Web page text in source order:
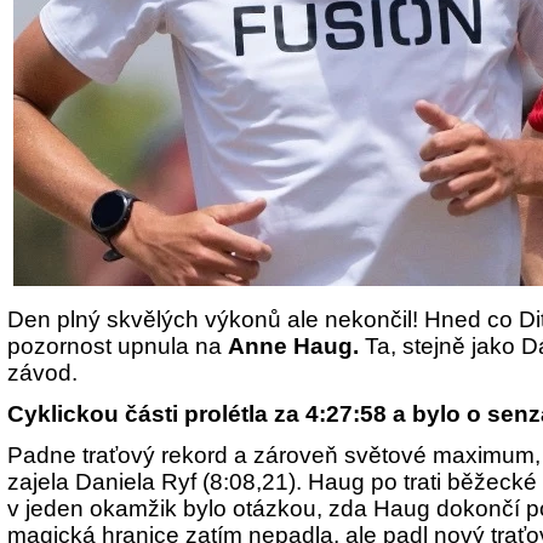
Den plný skvělých výkonů ale nekončil! Hned co
pozornost upnula na Anne Haug. Ta, stejně jako
závod.
Cyklickou části prolétla za 4:27:58 a bylo o
Padne traťový rekord a zároveň světové
zajela Daniela Ryf (8:08,21). Haug po trati
v jeden okamžik bylo otázkou, zda Haug dokončí
magická hranice zatím nepadla, ale padl nový